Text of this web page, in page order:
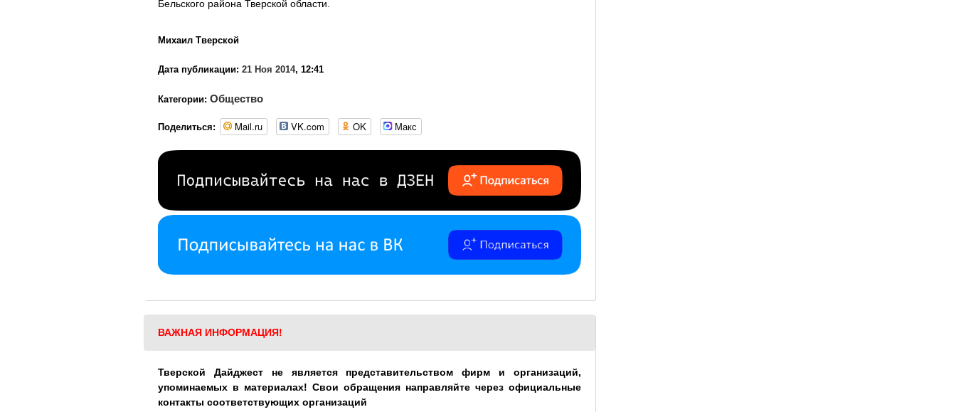
Бельского района Тверской области.
Михаил Тверской
Дата публикации: 21 Ноя 2014, 12:41
Категории: Общество
Поделиться: Mail.ru VK.com OK Макс
ВАЖНАЯ ИНФОРМАЦИЯ!
Тверской Дайджест не является представительством фирм и организаций,
упоминаемых в материалах! Свои обращения направляйте через официальные
контакты соответствующих организаций